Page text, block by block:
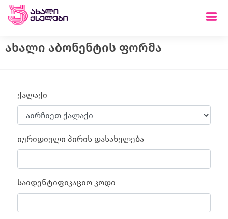
ახალი აბონენტის ფორმა
ქალაქი
იურიდიული პირის დასახელება
საიდენტიფიკაციო კოდი